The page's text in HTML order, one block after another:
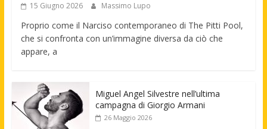
15 Giugno 2026 Massimo Lupo
Proprio come il Narciso contemporaneo di The Pitti Pool,
che si confronta con un’immagine diversa da ciò che
appare, a
Miguel Angel Silvestre nell’ultima
campagna di Giorgio Armani
26 Maggio 2026